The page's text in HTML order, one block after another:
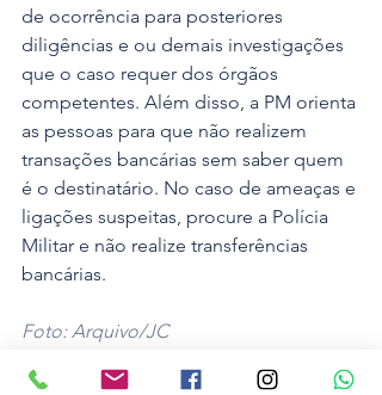
de ocorrência para posteriores
diligências e ou demais investigações
que o caso requer dos órgãos
competentes. Além disso, a PM orienta
as pessoas para que não realizem
transações bancárias sem saber quem
é o destinatário. No caso de ameaças e
ligações suspeitas, procure a Polícia
Militar e não realize transferências
bancárias.
Foto: Arquivo/JC
Noticias